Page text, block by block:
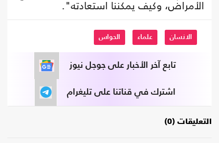
الأمراض، وكيف يمكننا استعادته".
الانسان علماء الحواس
تابع آخر الأخبار على جوجل نيوز
اشترك في قناتنا على تليغرام
التعليقات (0)